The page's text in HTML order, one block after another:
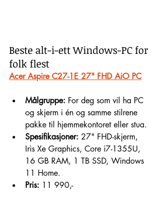
Beste alt-i-ett Windows-PC for
folk flest
Acer Aspire C27-1E 27" FHD AiO PC
Målgruppe: For deg som vil ha PC
og skjerm i én og samme stilrene
pakke til hjemmekontoret eller stua.
Spesifikasjoner: 27" FHD-skjerm,
Iris Xe Graphics, Core i7-1355U,
16 GB RAM, 1 TB SSD, Windows
11 Home.
Pris: 11 990,-